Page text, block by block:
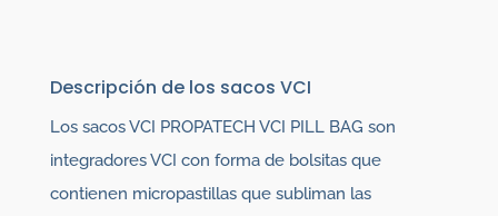
Descripción de los sacos VCI
Los sacos VCI PROPATECH VCI PILL BAG son
integradores VCI con forma de bolsitas que
contienen micropastillas que subliman las